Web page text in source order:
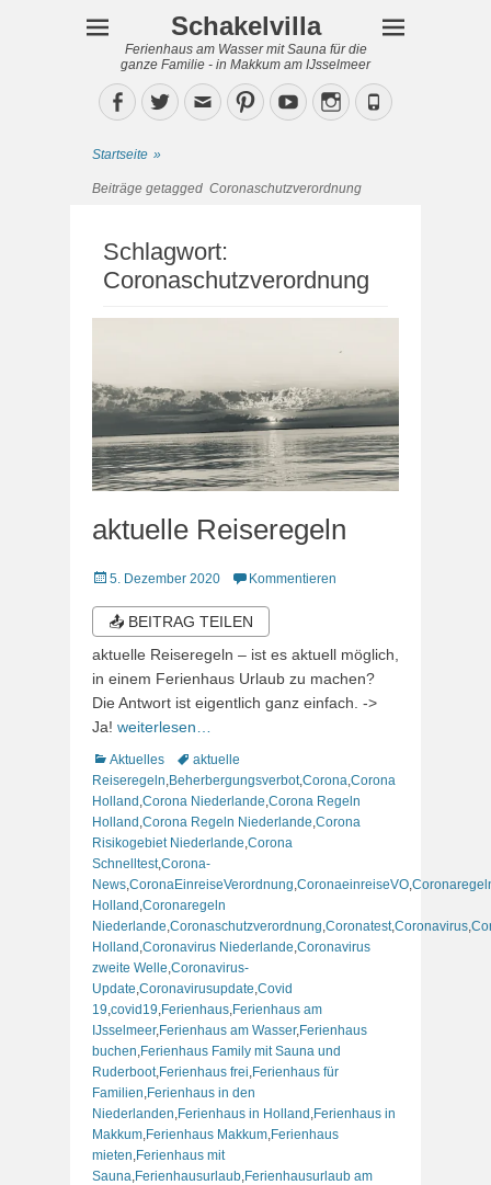
Schakelvilla
Ferienhaus am Wasser mit Sauna für die
ganze Familie - in Makkum am IJsselmeer
Facebook
TwitterEmailPinterestYouTubeInstagram
Phone
Startseite »
Beiträge getagged Coronaschutzverordnung
Schlagwort:
Coronaschutzverordnung
aktuelle Reiseregeln
Veröffentlicht
5. Dezember 2020 Kommentieren
📤 BEITRAG TEILEN
aktuelle Reiseregeln – ist es aktuell möglich,
in einem Ferienhaus Urlaub zu machen?
Die Antwort ist eigentlich ganz einfach. ->
Ja! weiterlesen…
Kategorien
Aktuelles Schlagworte
aktuelle
Reiseregeln Beherbergungsverbot,Corona Corona
Holland Corona Niederlande Corona Regeln
Holland Corona Regeln Niederlande Corona
Risikogebiet Niederlande Corona
Schnelltest,Corona-
News CoronaEinreiseVerordnung CoronaeinreiseVO
Holland Coronaregeln
Niederlande Coronaschutzverordnung Coronatest,Coronavirus
Holland Coronavirus Niederlande Coronavirus
zweite Welle Coronavirus-
Update Coronavirusupdate Covid
19 covid19 Ferienhaus Ferienhaus am
IJsselmeer, Ferienhaus am Wasser, Ferienhaus
buchen Ferienhaus Family mit Sauna und
Ruderboot, Ferienhaus frei Ferienhaus für
Familien Ferienhaus in den
Niederlanden Ferienhaus in Holland Ferienhaus in
Makkum Ferienhaus Makkum Ferienhaus
mieten Ferienhaus mit
Sauna Ferienhausurlaub Ferienhausurlaub am